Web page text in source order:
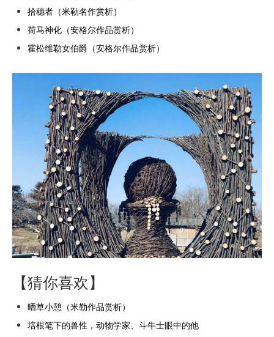
拾穗者（米勒名作赏析）
荷马神化（安格尔作品赏析）
霍松维勒女伯爵（安格尔作品赏析）
【猜你喜欢】
晒草小憩（米勒作品赏析）
培根笔下的兽性，动物学家、斗牛士眼中的他